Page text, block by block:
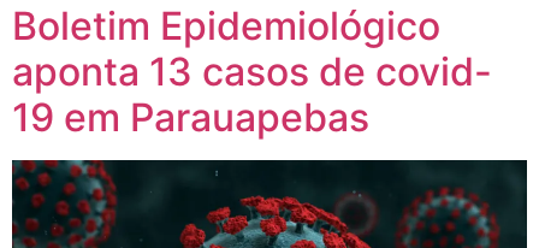
Boletim Epidemiológico
aponta 13 casos de covid-
19 em Parauapebas